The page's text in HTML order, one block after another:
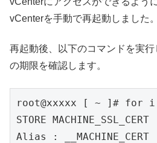
vCenterを手動で再起動しました。
再起動後、以下のコマンドを実
の期限を確認します。
root@xxxxx [ ~ ]# for
STORE MACHINE_SSL_CERT
Alias :	__MACHINE_CERT